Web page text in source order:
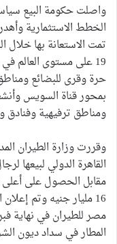
واصلت حكومة البيع
الخطط الاستثمارية
تمت الاستعانة بها خلال
19 على مستوى العالم
حرة وقرى للبضائع
بمحور قناة السويس
ومناطق ترفيهية وفنادق
القاهرة الدولي لبيعها
مقابل الحصول على أعلى
16 مليار جنيه وتم
مصر للطيران في نهاية
المطار في سداد ديون